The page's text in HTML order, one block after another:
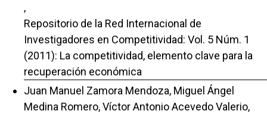
,
Repositorio de la Red Internacional de
Investigadores en Competitividad: Vol. 5 Núm. 1
(2011): La competitividad, elemento clave para la
recuperación económica
Juan Manuel Zamora Mendoza, Miguel Ángel
Medina Romero, Víctor Antonio Acevedo Valerio,